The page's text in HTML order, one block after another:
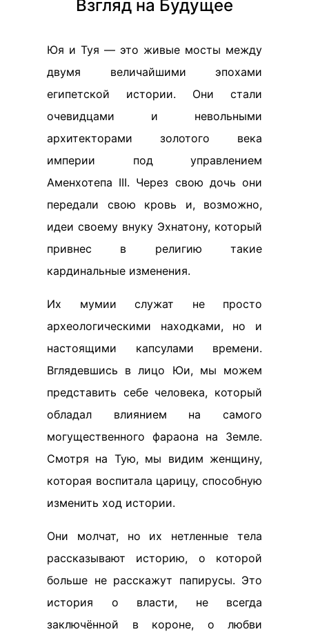
Взгляд на Будущее
Юя и Туя — это живые мосты между
двумя величайшими эпохами
египетской истории. Они стали
очевидцами и невольными
архитекторами золотого века
империи под управлением
Аменхотепа III. Через свою дочь они
передали свою кровь и, возможно,
идеи своему внуку Эхнатону, который
привнес в религию такие
кардинальные изменения.
Их мумии служат не просто
археологическими находками, но и
настоящими капсулами времени.
Вглядевшись в лицо Юи, мы можем
представить себе человека, который
обладал влиянием на самого
могущественного фараона на Земле.
Смотря на Тую, мы видим женщину,
которая воспитала царицу, способную
изменить ход истории.
Они молчат, но их нетленные тела
рассказывают историю, о которой
больше не расскажут папирусы. Это
история о власти, не всегда
заключённой в короне, о любви